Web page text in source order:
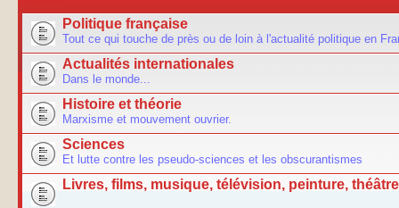
Politique française
Tout ce qui touche de près ou de loin à l'actualité politique en
Actualités internationales
Dans le monde...
Histoire et théorie
Marxisme et mouvement ouvrier.
Sciences
Et lutte contre les pseudo-sciences et les obscurantismes
Livres, films, musique, télévision, peinture,